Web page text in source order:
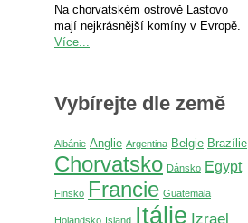
Na chorvatském ostrově Lastovo
mají nejkrásnější komíny v Evropě.
Více...
Vybírejte dle země
Albánie Anglie Argentina Belgie Brazílie
Chorvatsko Dánsko Egypt
Finsko Francie Guatemala
Holandsko Island Itálie Izrael